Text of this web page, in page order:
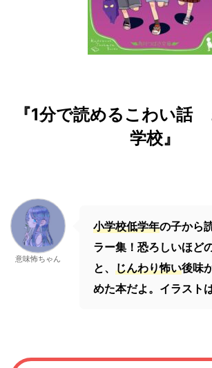
『1分で読めるこわい話
学校』
意味怖ちゃん
小学校低学年の子から
ラー集！恐ろしいほど
と、 じんわり怖い後味
めた本だよ。イラスト